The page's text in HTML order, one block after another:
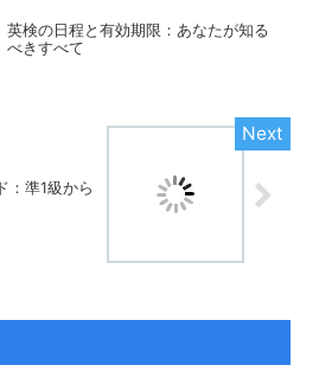
英検の日程と有効期限：あなたが知る
べきすべて
：準1級から